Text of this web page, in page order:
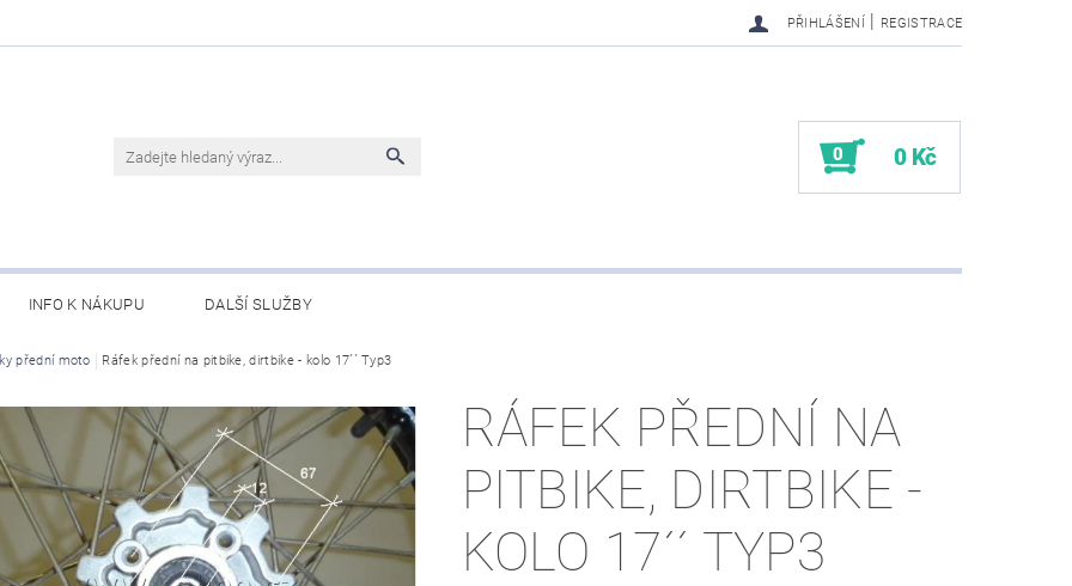
PŘIHLÁŠENÍ | REGISTRACE
0 0 Kč
INFO K NÁKUPU DALŠÍ SLUŽBY
přední moto Ráfek přední na pitbike, dirtbike - kolo 17´´ Typ3
RÁFEK PŘEDNÍ NA
PITBIKE, DIRTBIKE -
KOLO 17´´ TYP3